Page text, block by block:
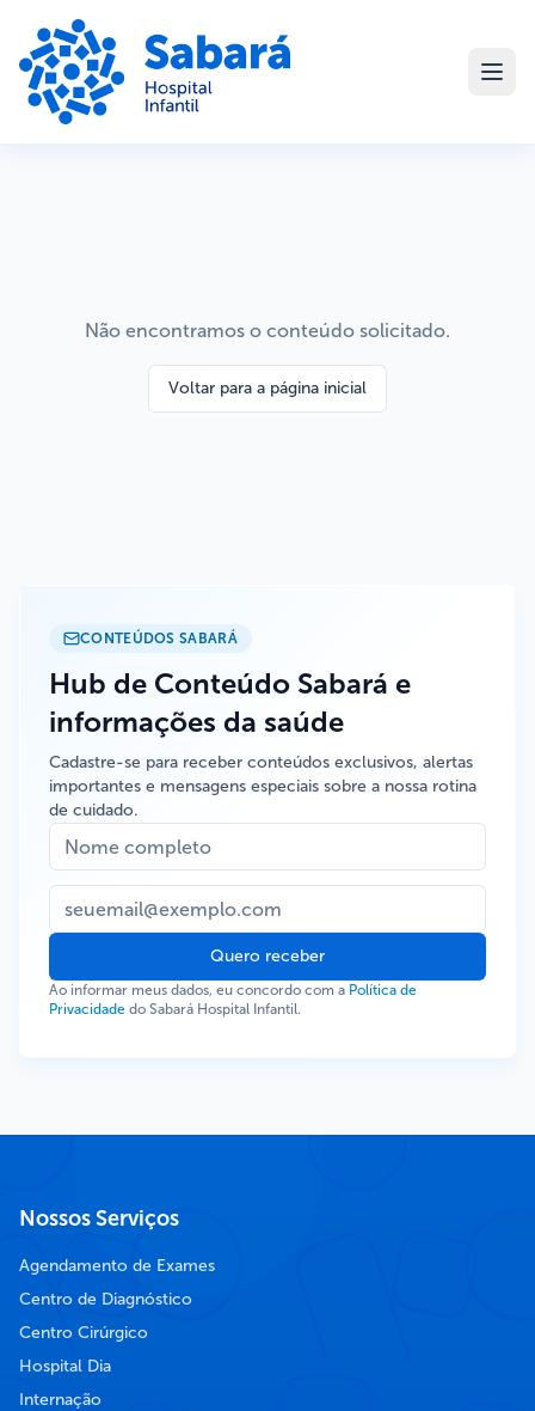
Não encontramos o conteúdo solicitado.
Voltar para a página inicial
CONTEÚDOS SABARÁ
Hub de Conteúdo Sabará e
informações da saúde
Cadastre-se para receber conteúdos exclusivos, alertas
importantes e mensagens especiais sobre a nossa rotina
de cuidado.
Quero receber
Ao informar meus dados, eu concordo com a Política de
Privacidade do Sabará Hospital Infantil.
Nossos Serviços
Agendamento de Exames
Centro de Diagnóstico
Centro Cirúrgico
Hospital Dia
Internação